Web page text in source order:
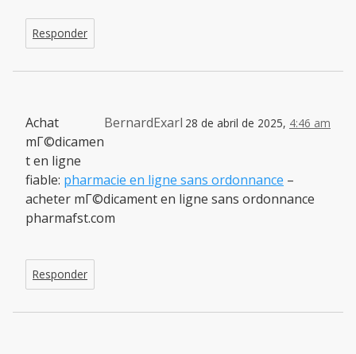
Responder
BernardExarl 28 de abril de 2025, 4:46 am
Achat
mГ©dicamen
t en ligne
fiable: pharmacie en ligne sans ordonnance –
acheter mГ©dicament en ligne sans ordonnance
pharmafst.com
Responder